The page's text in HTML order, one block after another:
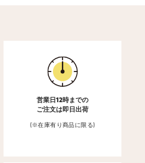
営業日12時までの
ご注文は即日出荷
(※在庫有り商品に限る)